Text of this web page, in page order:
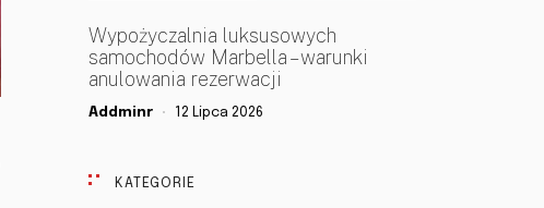
Wypożyczalnia luksusowych
samochodów Marbella – warunki
anulowania rezerwacji
Addminr 12 Lipca 2026
KATEGORIE